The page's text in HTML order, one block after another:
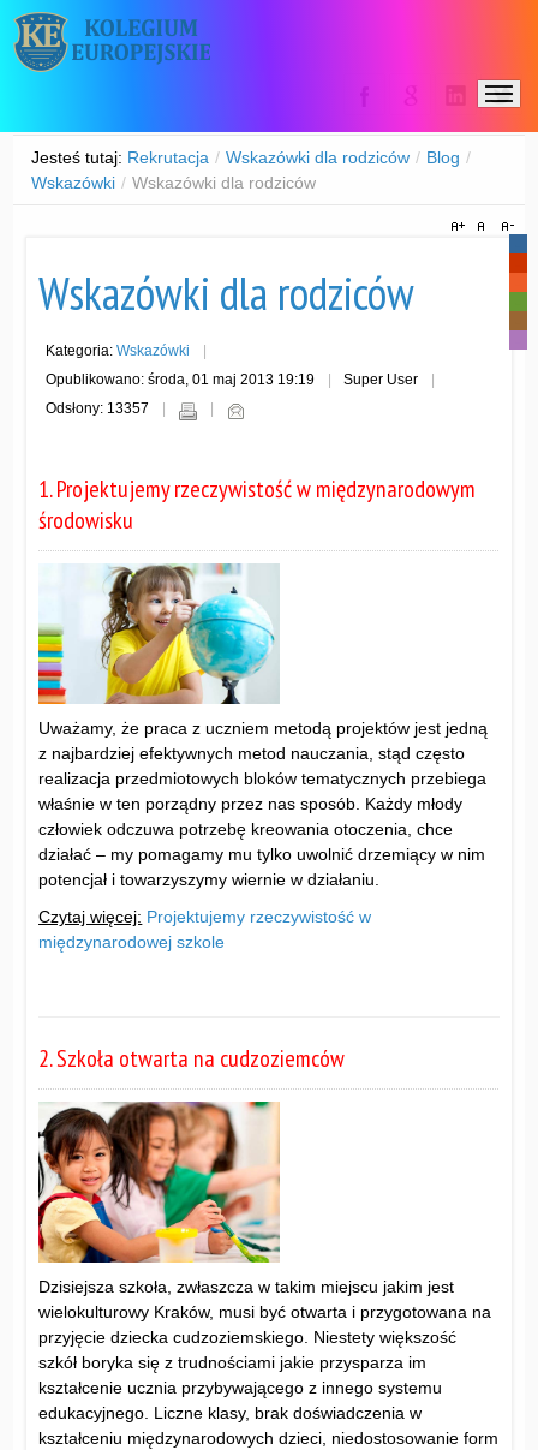
Jesteś tutaj: Rekrutacja / Wskazówki dla rodziców / Blog /
Wskazówki / Wskazówki dla rodziców
Wskazówki dla rodziców
Kategoria:Wskazówki
Opublikowano: środa, 01 maj 2013 19:19
Super User
Odsłony: 13357
1. Projektujemy rzeczywistość w międzynarodowym
środowisku
Uważamy, że praca z uczniem metodą projektów jest jedną
z najbardziej efektywnych metod nauczania, stąd często
realizacja przedmiotowych bloków tematycznych przebiega
właśnie w ten porządny przez nas sposób. Każdy młody
człowiek odczuwa potrzebę kreowania otoczenia, chce
działać – my pomagamy mu tylko uwolnić drzemiący w nim
potencjał i towarzyszymy wiernie w działaniu.
Czytaj więcej: Projektujemy rzeczywistość w
międzynarodowej szkole
2. Szkoła otwarta na cudzoziemców
Dzisiejsza szkoła, zwłaszcza w takim miejscu jakim jest
wielokulturowy Kraków, musi być otwarta i przygotowana na
przyjęcie dziecka cudzoziemskiego. Niestety większość
szkół boryka się z trudnościami jakie przysparza im
kształcenie ucznia przybywającego z innego systemu
edukacyjnego. Liczne klasy, brak doświadczenia w
kształceniu międzynarodowych dzieci, niedostosowanie form